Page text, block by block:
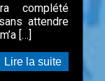
complété
attendre
[…]
Lire la suite